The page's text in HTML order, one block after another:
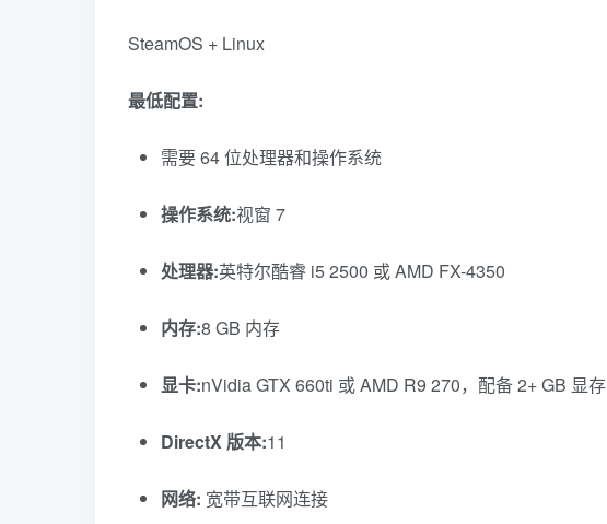
SteamOS + Linux
最低配置:
需要 64 位处理器和操作系统
操作系统:视窗 7
处理器:英特尔酷睿 i5 2500 或 AMD FX-4350
内存:8 GB 内存
显卡:nVidia GTX 660ti 或 AMD R9 270，配备 2+ GB 显存
DirectX 版本:11
网络: 宽带互联网连接